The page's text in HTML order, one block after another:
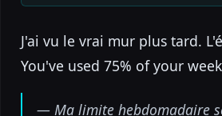
J'ai vu le vrai mur plus tard.
You've used 75% of your
— Ma limite hebdomadaire